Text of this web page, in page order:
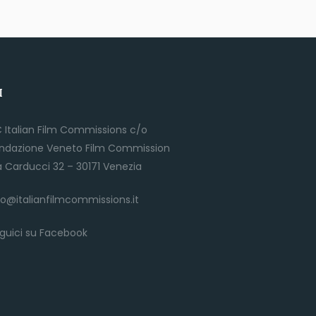
Italian Film Commissions c/o
Veneto Film Commission
Carducci 32 – 30171 Venezia
su Facebook